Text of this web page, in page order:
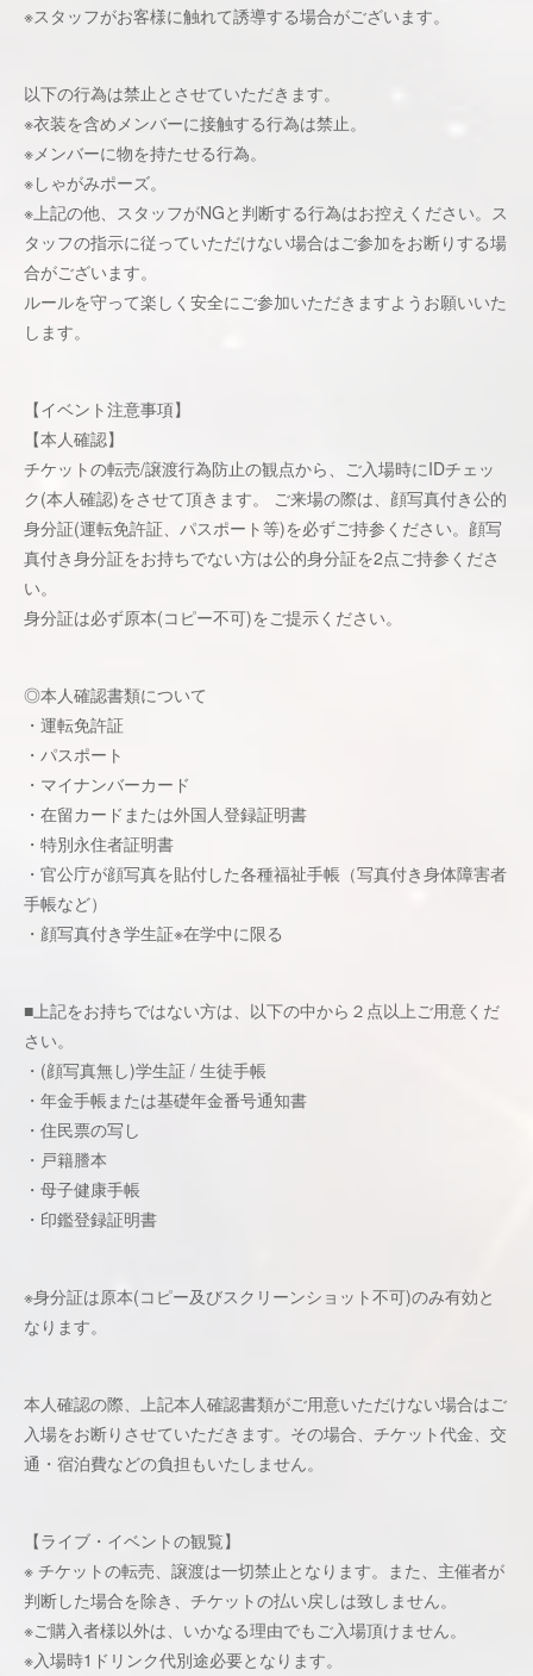
※スタッフがお客様に触れて誘導する場合がございます。
以下の行為は禁止とさせていただきます。
※衣装を含めメンバーに接触する行為は禁止。
※メンバーに物を持たせる行為。
※しゃがみポーズ。
※上記の他、スタッフがNGと判断する行為はお控えください。ス
タッフの指示に従っていただけない場合はご参加をお断りする場
合がございます。
ルールを守って楽しく安全にご参加いただきますようお願いいた
します。
【イベント注意事項】
【本人確認】
チケットの転売/譲渡行為防止の観点から、ご入場時にIDチェッ
ク(本人確認)をさせて頂きます。 ご来場の際は、顔写真付き公的
身分証(運転免許証、パスポート等)を必ずご持参ください。顔写
真付き身分証をお持ちでない方は公的身分証を2点ご持参くださ
い。
身分証は必ず原本(コピー不可)をご提示ください。
◎本人確認書類について
・運転免許証
・パスポート
・マイナンバーカード
・在留カードまたは外国人登録証明書
・特別永住者証明書
・官公庁が顔写真を貼付した各種福祉手帳（写真付き身体障害者
手帳など）
・顔写真付き学生証※在学中に限る
■上記をお持ちではない方は、以下の中から２点以上ご用意くだ
さい。
・(顔写真無し)学生証 / 生徒手帳
・年金手帳または基礎年金番号通知書
・住民票の写し
・戸籍謄本
・母子健康手帳
・印鑑登録証明書
※身分証は原本(コピー及びスクリーンショット不可)のみ有効と
なります。
本人確認の際、上記本人確認書類がご用意いただけない場合はご
入場をお断りさせていただきます。その場合、チケット代金、交
通・宿泊費などの負担もいたしません。
【ライブ・イベントの観覧】
※ チケットの転売、譲渡は一切禁止となります。また、主催者が
判断した場合を除き、チケットの払い戻しは致しません。
※ご購入者様以外は、いかなる理由でもご入場頂けません。
※入場時1ドリンク代別途必要となります。